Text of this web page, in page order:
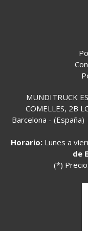
MUNDITRUCK
COMELLES, 2B
Barcelona -
Horario: Lunes a
de
(*)